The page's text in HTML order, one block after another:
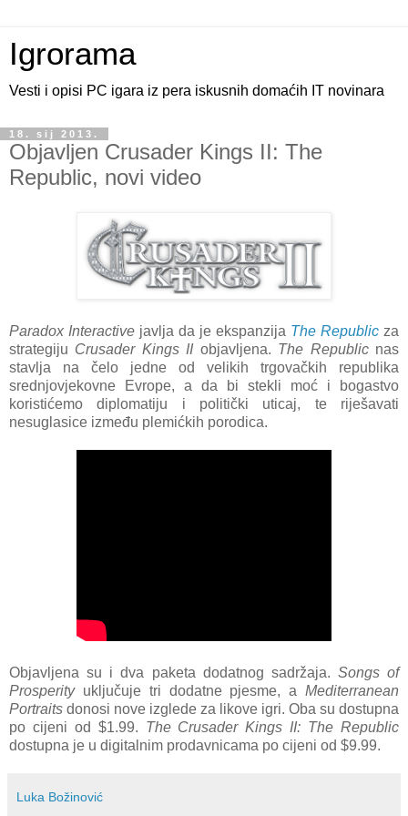
Igrorama
Vesti i opisi PC igara iz pera iskusnih domaćih IT novinara
18. sij 2013.
Objavljen Crusader Kings II: The
Republic, novi video
Paradox Interactive javlja da je ekspanzija The Republic za
strategiju Crusader Kings IIobjavljena. The Republicnas
stavlja na čelo jedne od velikih trgovačkih republika
srednjovjekovne Evrope, a da bi stekli moć i bogastvo
koristićemo diplomatiju i politički uticaj, te riješavati
nesuglasice između plemićkih porodica.
Objavljena su i dva paketa dodatnog sadržaja. Songs of
Prosperityuključuje tri dodatne pjesme, a Mediterranean
Portraits donosi nove izglede za likove igri. Oba su dostupna
po cijeni od $1.99. The Crusader Kings II: The Republic
dostupna je u digitalnim prodavnicama po cijeni od $9.99.
Luka Božinović